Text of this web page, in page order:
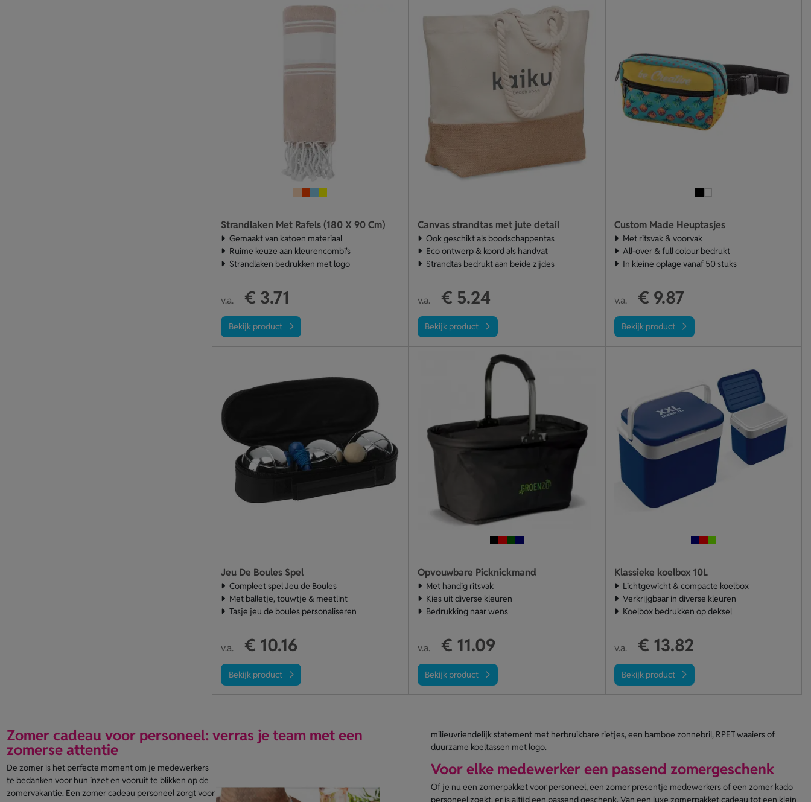
Strandlaken Met Rafels (180 X 90 Cm)
Gemaakt van katoen materiaal
Ruime keuze aan kleurencombi's
Strandlaken bedrukken met logo
v.a. € 3.71
Bekijk product
Canvas strandtas met jute detail
Ook geschikt als boodschappentas
Eco ontwerp & koord als handvat
Strandtas bedrukt aan beide zijdes
v.a. € 5.24
Bekijk product
Custom Made Heuptasjes
Met ritsvak & voorvak
All-over & full colour bedrukt
In kleine oplage vanaf 50 stuks
v.a. € 9.87
Bekijk product
Jeu De Boules Spel
Compleet spel Jeu de Boules
Met balletje, touwtje & meetlint
Tasje jeu de boules personaliseren
v.a. € 10.16
Bekijk product
Opvouwbare Picknickmand
Met handig ritsvak
Kies uit diverse kleuren
Bedrukking naar wens
v.a. € 11.09
Bekijk product
Klassieke koelbox 10L
Lichtgewicht & compacte koelbox
Verkrijgbaar in diverse kleuren
Koelbox bedrukken op deksel
v.a. € 13.82
Bekijk product
Zomer cadeau voor personeel: verras je team met een
zomerse attentie
De zomer is het perfecte moment om je medewerkers
te bedanken voor hun inzet en vooruit te blikken op de
zomervakantie. Een zomer cadeau personeel zorgt voor
milieuvriendelijk statement met herbruikbare rietjes, een bamboe zonnebril, RPET waaiers of
duurzame koeltassen met logo.
Voor elke medewerker een passend zomergeschenk
Of je nu een zomerpakket voor personeel, een zomer presentje medewerkers of een zomer kado
personeel zoekt, er is altijd een passend geschenk. Van een luxe zomerpakket cadeau tot een klein